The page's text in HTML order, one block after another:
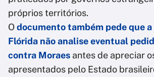
próprios territórios.
Odocumento também pede que
Flórida não analise eventual
contra Moraes antes de apreciar
apresentados pelo Estado